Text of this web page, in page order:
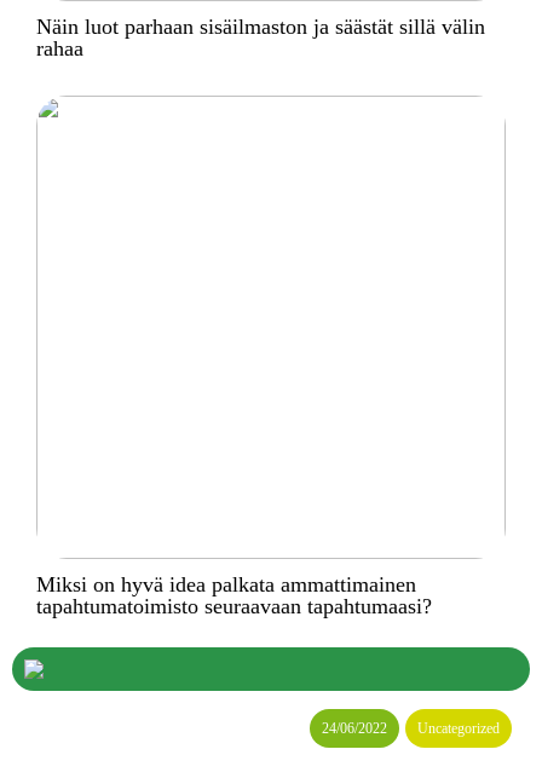
Näin luot parhaan sisäilmaston ja säästät sillä välin
rahaa
Miksi on hyvä idea palkata ammattimainen
tapahtumatoimisto seuraavaan tapahtumaasi?
24/06/2022 Uncategorized